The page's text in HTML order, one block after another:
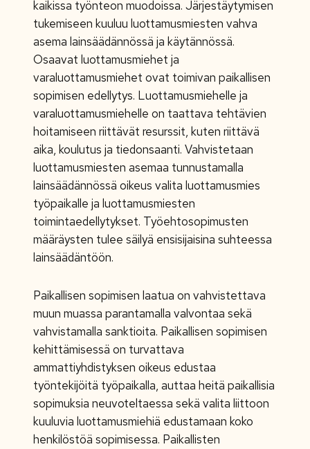
kaikissa työnteon muodoissa. Järjestäytymisen
tukemiseen kuuluu luottamusmiesten vahva
asema lainsäädännössä ja käytännössä.
Osaavat luottamusmiehet ja
varaluottamusmiehet ovat toimivan paikallisen
sopimisen edellytys. Luottamusmiehelle ja
varaluottamusmiehelle on taattava tehtävien
hoitamiseen riittävät resurssit, kuten riittävä
aika, koulutus ja tiedonsaanti. Vahvistetaan
luottamusmiesten asemaa tunnustamalla
lainsäädännössä oikeus valita luottamusmies
työpaikalle ja luottamusmiesten
toimintaedellytykset. Työehtosopimusten
määräysten tulee säilyä ensisijaisina suhteessa
lainsäädäntöön.
Paikallisen sopimisen laatua on vahvistettava
muun muassa parantamalla valvontaa sekä
vahvistamalla sanktioita. Paikallisen sopimisen
kehittämisessä on turvattava
ammattiyhdistyksen oikeus edustaa
työntekijöitä työpaikalla, auttaa heitä paikallisia
sopimuksia neuvoteltaessa sekä valita liittoon
kuuluvia luottamusmiehiä edustamaan koko
henkilöstöä sopimisessa. Paikallisten